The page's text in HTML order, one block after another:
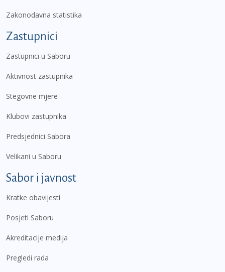
Zakonodavna statistika
Zastupnici
Zastupnici u Saboru
Aktivnost zastupnika
Stegovne mjere
Klubovi zastupnika
Predsjednici Sabora
Velikani u Saboru
Sabor i javnost
Kratke obavijesti
Posjeti Saboru
Akreditacije medija
Pregledi rada